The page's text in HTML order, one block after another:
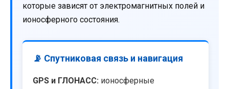
которые зависят от электромагнитных полей и
ионосферного состояния.
📡 Спутниковая связь и навигация
GPS и ГЛОНАСС: ионосферные